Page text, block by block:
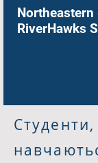
RiverHawks
Студенти,